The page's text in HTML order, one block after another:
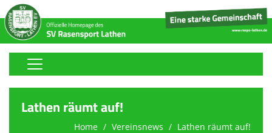
Home
Stickerfreunde-Sammelalbum
Lathen räumt auf!
Home Vereinsnews Lathen räumt auf!